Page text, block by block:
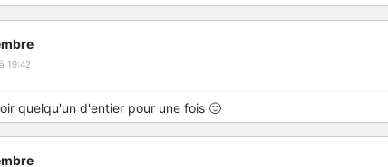
19:42
quelqu'un d'entier pour une fois 🙂